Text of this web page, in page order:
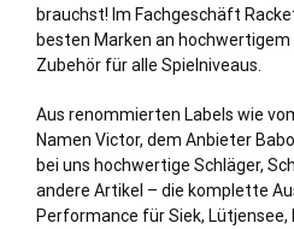
brauchst! Im Fachgeschäft
besten Marken an
Zubehör für alle Spielniveaus.
Aus renommierten Labels wie
Namen Victor, dem Anbieter
bei uns hochwertige Schläger,
andere Artikel – die komplette
Performance für Siek, Lütjensee,